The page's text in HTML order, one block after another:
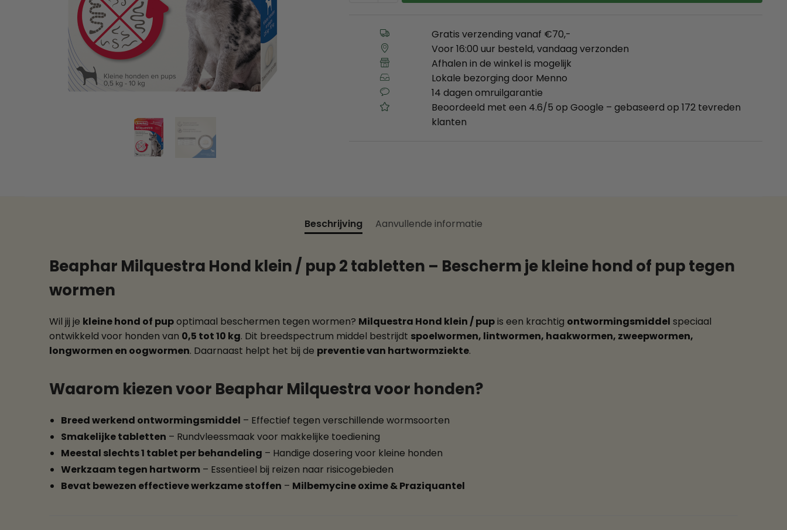
Gratis verzending vanaf €70,-
Voor 16:00 uur besteld, vandaag verzonden
Afhalen in de winkel is mogelijk
Lokale bezorging door Menno
14 dagen omruilgarantie
Beoordeeld met een 4.6/5 op Google – gebaseerd op 172 tevreden
klanten
Beschrijving Aanvullende informatie
Beaphar Milquestra Hond klein / pup 2 tabletten – Bescherm je kleine hond of pup tegen
wormen
Wil jij je kleine hond of pupoptimaal beschermen tegen wormen? Milquestra Hond klein / pupis een krachtig ontwormingsmiddel speciaal
ontwikkeld voor honden van 0,5 tot 10 kg. Dit breedspectrum middel bestrijdt spoelwormen, lintwormen, haakwormen, zweepwormen,
longwormen en oogwormen. Daarnaast helpt het bij de preventie van hartwormziekte.
Waarom kiezen voor Beaphar Milquestra voor honden?
Breed werkend ontwormingsmiddel – Effectief tegen verschillende wormsoorten
Smakelijke tabletten – Rundvleessmaak voor makkelijke toediening
Meestal slechts 1 tablet per behandeling – Handige dosering voor kleine honden
Werkzaam tegen hartworm – Essentieel bij reizen naar risicogebieden
Bevat bewezen effectieve werkzame stoffen – Milbemycine oxime & Praziquantel